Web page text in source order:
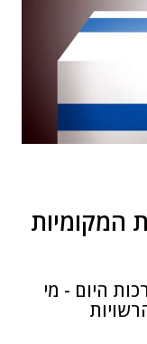
המקומיות
היום - מי
את מערכות המידע ב-10 הרשויות